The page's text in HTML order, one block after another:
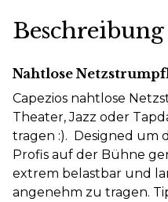
Beschreibung
Nahtlose
Capezios nahtlose
Theater, Jazz oder
tragen :). Designed um
Profis auf der Bühne
extrem belastbar und
angenehm zu tragen.